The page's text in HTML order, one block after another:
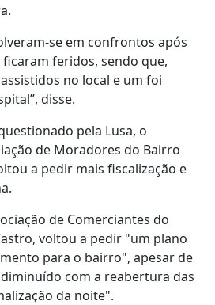
se em confrontos após
feridos, sendo que,
no local e um foi
disse.
pela Lusa, o
de Moradores do Bairro
a pedir mais fiscalização e
de Comerciantes do
voltou a pedir "um plano
para o bairro", apesar de
com a reabertura das
da noite".